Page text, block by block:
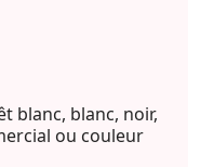
blanc, blanc, noir,
ou couleur